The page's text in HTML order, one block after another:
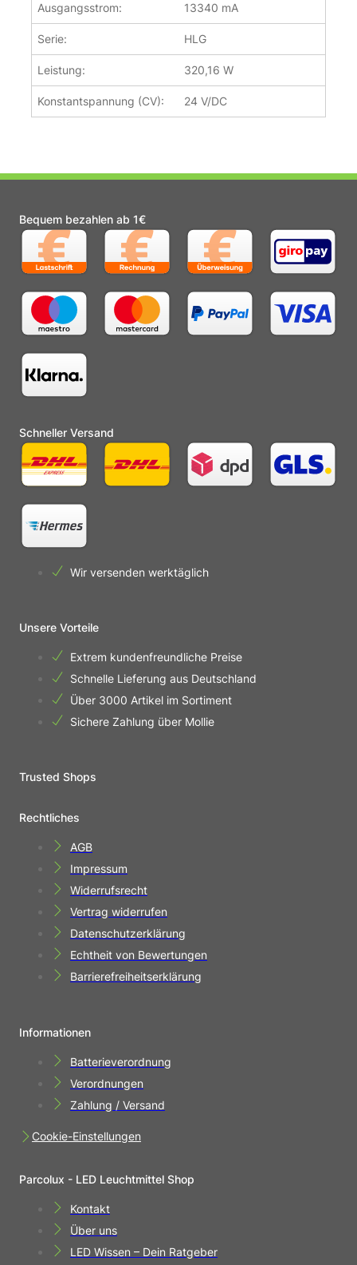
Ausgangsstrom: 13340 mA
Serie: HLG
Leistung: 320,16 W
Konstantspannung (CV): 24 V/DC
Bequem bezahlen ab 1€
Schneller Versand
Wir versenden werktäglich
Unsere Vorteile
Extrem kundenfreundliche Preise
Schnelle Lieferung aus Deutschland
Über 3000 Artikel im Sortiment
Sichere Zahlung über Mollie
Trusted Shops
Rechtliches
AGB
Impressum
Widerrufsrecht
Vertrag widerrufen
Datenschutzerklärung
Echtheit von Bewertungen
Barrierefreiheitserklärung
Informationen
Batterieverordnung
Verordnungen
Zahlung / Versand
Cookie-Einstellungen
Parcolux - LED Leuchtmittel Shop
Kontakt
Über uns
LED Wissen – Dein Ratgeber